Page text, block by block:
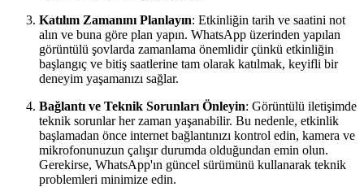
Katılım Zamanını Planlayın: Etkinliğin tarih ve saatini not
alın ve buna göre plan yapın. WhatsApp üzerinden yapılan
görüntülü şovlarda zamanlama önemlidir çünkü etkinliğin
başlangıç ve bitiş saatlerine tam olarak katılmak, keyifli bir
deneyim yaşamanızı sağlar.
Bağlantı ve Teknik Sorunları Önleyin: Görüntülü iletişimde
teknik sorunlar her zaman yaşanabilir. Bu nedenle, etkinlik
başlamadan önce internet bağlantınızı kontrol edin, kamera ve
mikrofonunuzun çalışır durumda olduğundan emin olun.
Gerekirse, WhatsApp'ın güncel sürümünü kullanarak teknik
problemleri minimize edin.